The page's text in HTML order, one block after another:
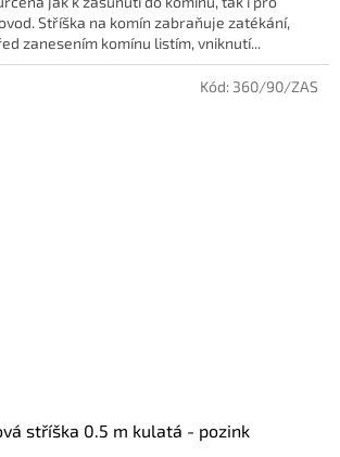
Stříška na komín zabraňuje zatékání,
zanesením komínu listím, vniknutí...
stříška 0.5 m kulatá - pozink
Kód: 360/90/ZAS